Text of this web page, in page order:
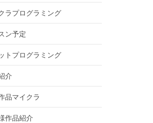
ラプログラミング
ン予定
トプログラミング
介
品マイクラ
作品紹介